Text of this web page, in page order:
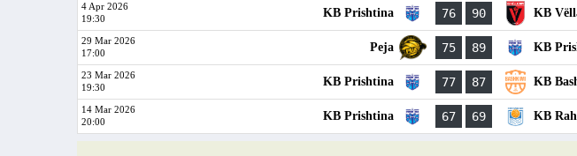
4 Apr 2026
19:30
KB Prishtina 76 90 KB
29 Mar 2026
17:00
Peja 75 89 KB
23 Mar 2026
19:30
KB Prishtina 77 87 KB
14 Mar 2026
20:00
KB Prishtina 67 69 KB